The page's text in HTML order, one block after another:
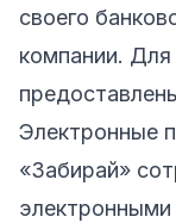
своего
компании. Для
Электронные
«Забирай»